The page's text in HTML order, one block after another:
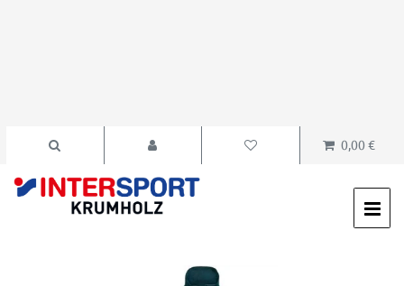
0,00 €